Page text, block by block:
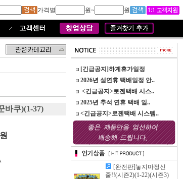
가격별 원~ 원
바쿠)(1-37)
원
[긴급공지]하계휴가일정
2026년 설연휴 택배일정 안..
<긴급공지>로젠택배 시스..
2025년 추석 연휴 택배 일..
<긴급공지>로젠택배 시스템..
[완전판]놓지마정신
줄!!(시즌2)(1-22)(시즌3)